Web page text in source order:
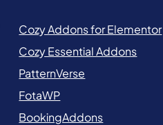
Cozy Addons for Elementor
Cozy Essential Addons
PatternVerse
FotaWP
BookingAddons